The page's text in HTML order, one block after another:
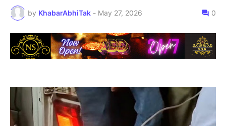
by KhabarAbhiTak - May 27, 2026 0